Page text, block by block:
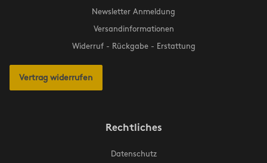
Newsletter Anmeldung
Versandinformationen
Widerruf - Rückgabe - Erstattung
Vertrag widerrufen
Rechtliches
Datenschutz